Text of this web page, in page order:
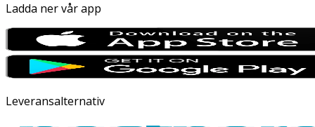
Ladda ner vår app
Leveransalternativ